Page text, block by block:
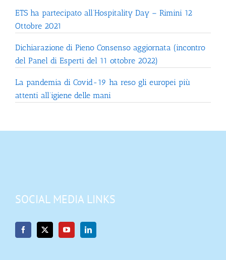
ETS ha partecipato all’Hospitality Day – Rimini 12
Ottobre 2021
Dichiarazione di Pieno Consenso aggiornata (incontro
del Panel di Esperti del 11 ottobre 2022)
La pandemia di Covid-19 ha reso gli europei più
attenti all’igiene delle mani
SOCIAL MEDIA LINKS